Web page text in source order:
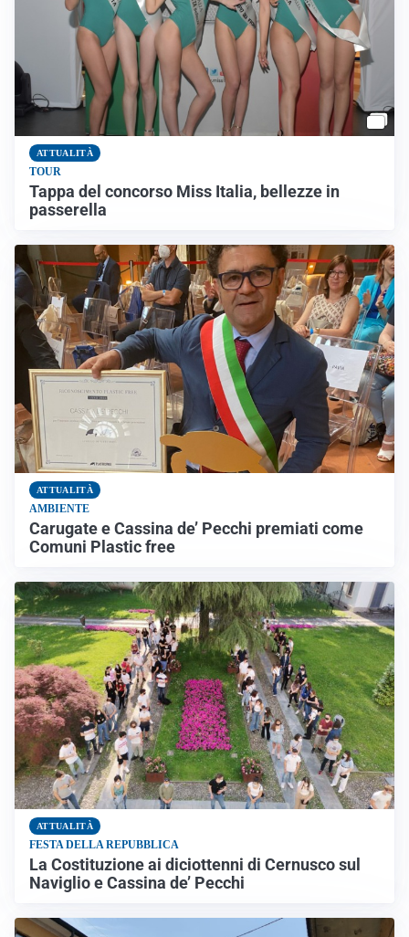
ATTUALITÀ
TOUR
Tappa del concorso Miss Italia, bellezze in
passerella
ATTUALITÀ
AMBIENTE
Carugate e Cassina de’ Pecchi premiati come
Comuni Plastic free
ATTUALITÀ
FESTA DELLA REPUBBLICA
La Costituzione ai diciottenni di Cernusco sul
Naviglio e Cassina de’ Pecchi